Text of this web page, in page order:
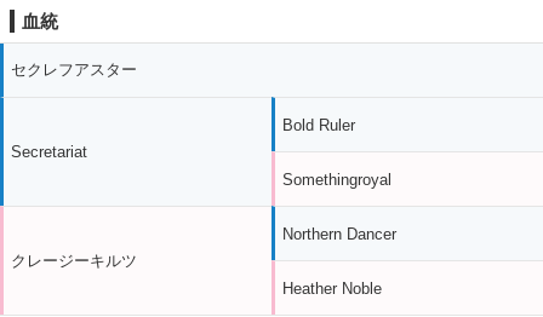
血統
セクレフアスター
Secretariat
クレージーキルツ
Bold Ruler
Somethingroyal
Northern Dancer
Heather Noble